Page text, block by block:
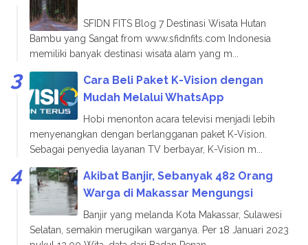
SFIDN FITS Blog 7 Destinasi Wisata Hutan
Bambu yang Sangat from www.sfidnfits.com Indonesia
memiliki banyak destinasi wisata alam yang m...
Cara Beli Paket K-Vision dengan
Mudah Melalui WhatsApp
Hobi menonton acara televisi menjadi lebih
menyenangkan dengan berlangganan paket K-Vision.
Sebagai penyedia layanan TV berbayar, K-Vision m...
Akibat Banjir, Sebanyak 482 Orang
Warga di Makassar Mengungsi
Banjir yang melanda Kota Makassar, Sulawesi
Selatan, semakin merugikan warganya. Per 18 Januari 2023